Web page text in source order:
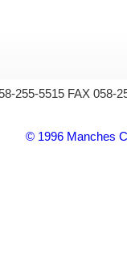
255-5515 FAX 058-
© 1996 Manches